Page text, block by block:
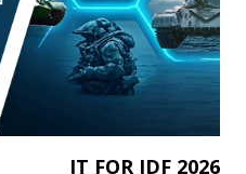
IT FOR IDF 2026